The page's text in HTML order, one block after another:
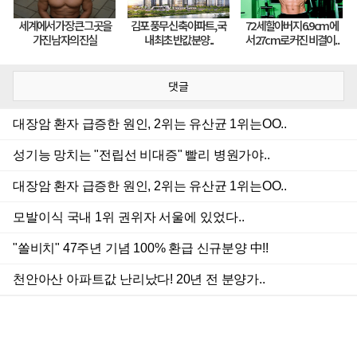
댓글